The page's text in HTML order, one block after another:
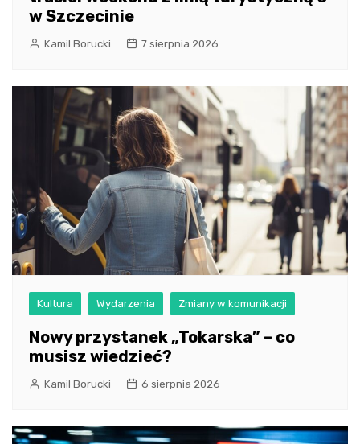
w Szczecinie
Kamil Borucki 7 sierpnia 2026
Kultura Wydarzenia Zmiany w komunikacji
Nowy przystanek „Tokarska” – co
musisz wiedzieć?
Kamil Borucki 6 sierpnia 2026